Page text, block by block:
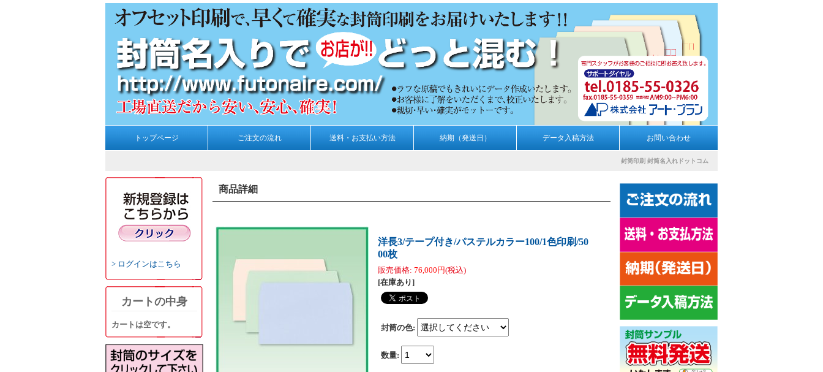
トップページ ご注文の流れ 送料・お支払い方法 納期（発送日） データ入稿方法 お問い合わせ
封筒印刷 封筒名入れドットコム
ログインはこちら
カートの中身
カートは空です。
商品詳細
洋長3/テープ付き/パステルカラー100/1色印刷/50
00枚
販売価格: 76,000円(税込)
[在庫あり]
封筒の色:
数量: